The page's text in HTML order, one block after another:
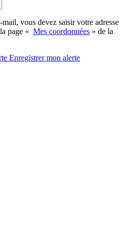
vous devez saisir votre adresse
page « Mes coordonnées » de la
Enregistrermon alerte